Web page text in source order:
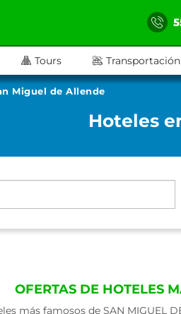
Tours Transportación
Miguel de Allende
Hoteles
OFERTAS DE HOTELES
más famosos de SAN MIGUEL